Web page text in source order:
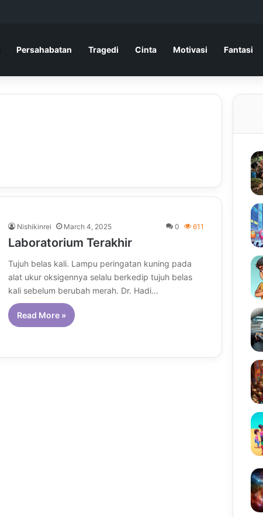
Persahabatan Tragedi Cinta Motivasi Fantasi
Nishikinrei March 4, 2025 0 611
Laboratorium Terakhir
Tujuh belas kali. Lampu peringatan kuning pada
alat ukur oksigennya selalu berkedip tujuh belas
kali sebelum berubah merah. Dr. Hadi…
Read More »